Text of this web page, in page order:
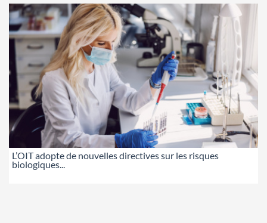
L’OIT adopte de nouvelles directives sur les risques
biologiques...